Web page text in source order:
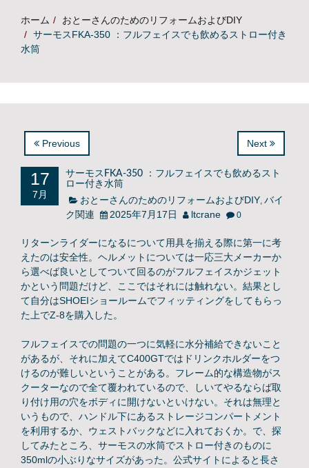
ホーム
おとーさんのためのリフォームおよびDIY
サーモスFKA-350 ：フルフェイスでも飲めるストロー付き
水筒
Previous Next
17
7月
サーモスFKA-350 ：フルフェイスでも飲めるスト
ロー付き水筒
おとーさんのためのリフォームおよびDIY, バイ
ク関連
2025年7月17日 ltcrane 0
リターンライダーになるについて用具を揃える際に第一に考
えたのは安全性。ヘルメットについては一応三大メーカーか
ら選べば良いとしてついて回るのがフルフェイスかジェット
かという問題だけど、ここではそれには触れない。結果とし
て自分はSHOEIショールームでフィッティングをしてもらっ
た上でZ-8を購入した。
フルフェイスでの問題の一つに気軽に水分補給できないこと
があるが、それに加えてC400GTではドリンクホルダーをつ
けるのが難しいということがある。フレーム的な構造物がス
クーターなので全て覆われているので、しいてやるならば取
り付け用の穴をボディに開けないといけない。それは無理と
いうもので、ハンドル下にあるストレージコンパートメント
を利用するか、ウェストバックなどに入れておくか。で、探
してみたところ、サーモスの水筒でストロー付きのものに
350mlの小ぶりなサイズがあった。公式サイトによると長さ